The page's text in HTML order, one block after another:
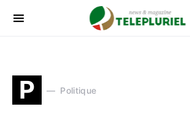
P Politique